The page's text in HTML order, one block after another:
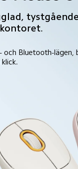
och Bluetooth-lägen,